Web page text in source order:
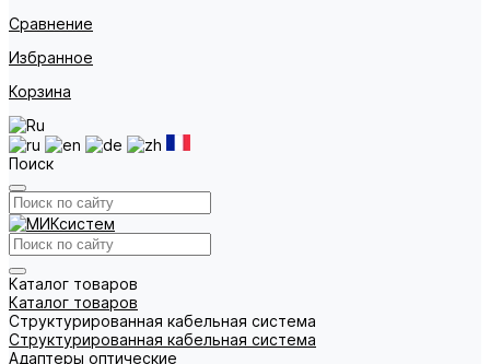
Сравнение
Избранное
Корзина
Поиск
Каталог товаров
Каталог товаров
Структурированная кабельная система
Структурированная кабельная система
Адаптеры оптические